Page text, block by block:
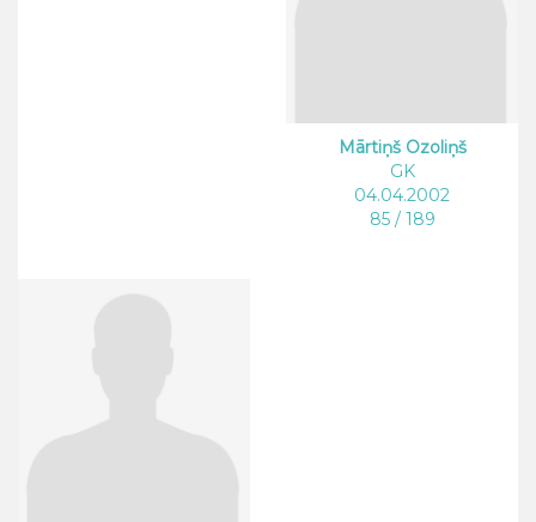
Mārtiņš Ozoliņš
GK
04.04.2002
85 / 189